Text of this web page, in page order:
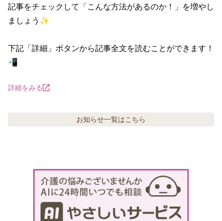
記事をチェックして「こんな方法があるのか！」を増やし
ましょう✨
下記「詳細」ボタンから記事全文を読むことができます！
📲
詳細をみる
お知らせ一覧はこちら